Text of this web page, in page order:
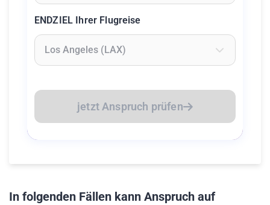
ENDZIEL Ihrer Flugreise
jetzt Anspruch prüfen
In folgenden Fällen kann Anspruch auf